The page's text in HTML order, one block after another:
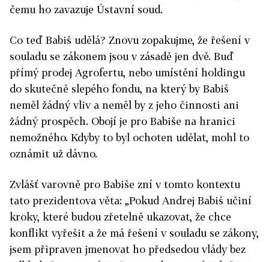
čemu ho zavazuje Ústavní soud.
Co teď Babiš udělá? Znovu zopakujme, že řešení v
souladu se zákonem jsou v zásadě jen dvě. Buď
přímý prodej Agrofertu, nebo umístění holdingu
do skutečně slepého fondu, na který by Babiš
neměl žádný vliv a neměl by z jeho činnosti ani
žádný prospěch. Obojí je pro Babiše na hranici
nemožného. Kdyby to byl ochoten udělat, mohl to
oznámit už dávno.
Zvlášť varovně pro Babiše zní v tomto kontextu
tato prezidentova věta: „Pokud Andrej Babiš učiní
kroky, které budou zřetelně ukazovat, že chce
konflikt vyřešit a že má řešení v souladu se zákony,
jsem připraven jmenovat ho předsedou vlády bez